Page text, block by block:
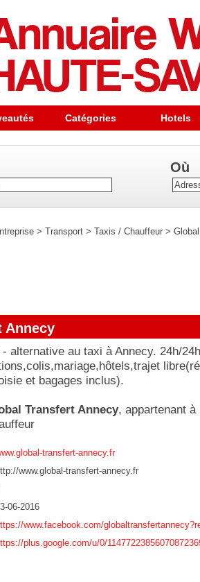
Catégories Hotels
Où
> Transport > Taxis / Chauffeur >
Annecy
alternative au taxi à Annecy. 24h/
et bagages inclus).
Transfert Annecy, appartenant à
transfert-annecy.fr
www.global-transfert-annecy.fr
06-2016
www.facebook.com/
plus.google.com/u/0/